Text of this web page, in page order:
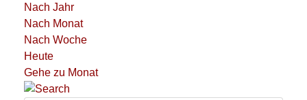
Nach Jahr
Nach Monat
Nach Woche
Heute
Gehe zu Monat